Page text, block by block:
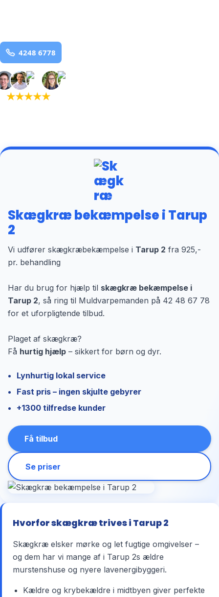
★★★★★(5,0)
Skægkræ bekæmpelse i Tarup
2
Vi udfører skægkræbekæmpelse i Tarup 2 fra 925,-
pr. behandling
Har du brug for hjælp til skægkræ bekæmpelse i
Tarup 2, så ring til Muldvarpemanden på 42 48 67 78
for et uforpligtende tilbud.
Plaget af skægkræ?
Få hurtig hjælp – sikkert for børn og dyr.
Lynhurtig lokal service
Fast pris – ingen skjulte gebyrer
+1300 tilfredse kunder
Få tilbud
Se priser
Hvorfor skægkræ trives i Tarup 2
Skægkræ elsker mørke og let fugtige omgivelser –
og dem har vi mange af i Tarup 2s ældre
murstenshuse og nyere lavenergibyggeri.
Kældre og krybekældre i midtbyen giver perfekte